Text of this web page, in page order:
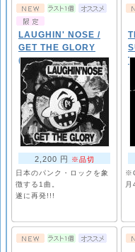
LAUGHIN' NOSE /
GET THE GLORY
(7")
2,200 円
※品切
日本のパンク・ロックを象
徴する1曲。
遂に再発!!!